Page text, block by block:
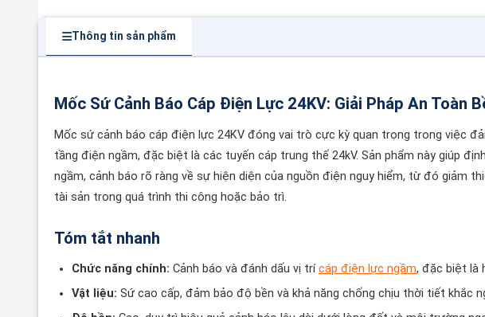
Thông tin sản phẩm
Mốc Sứ Cảnh Báo Cáp Điện Lực 24KV: Giải Pháp An Toàn
Mốc sứ cảnh báo cáp điện lực 24KV đóng vai trò cực kỳ quan trọng trong việc
tầng điện ngầm, đặc biệt là các tuyến cáp trung thế 24kV. Sản phẩm này giúp
ngầm, cảnh báo rõ ràng về sự hiện diện của nguồn điện nguy hiểm, từ đó giảm
tài sản trong quá trình thi công hoặc bảo trì.
Tóm tắt nhanh
Chức năng chính: Cảnh báo và đánh dấu vị trícáp điện lực ngầm, đặc biệt là
Vật liệu: Sứ cao cấp, đảm bảo độ bền và khả năng chống chịu thời tiết khắc